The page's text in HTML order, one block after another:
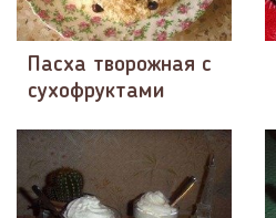
Пасха творожная с
сухофруктами